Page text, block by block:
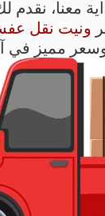
ونيت نقل
وسعر مميز في